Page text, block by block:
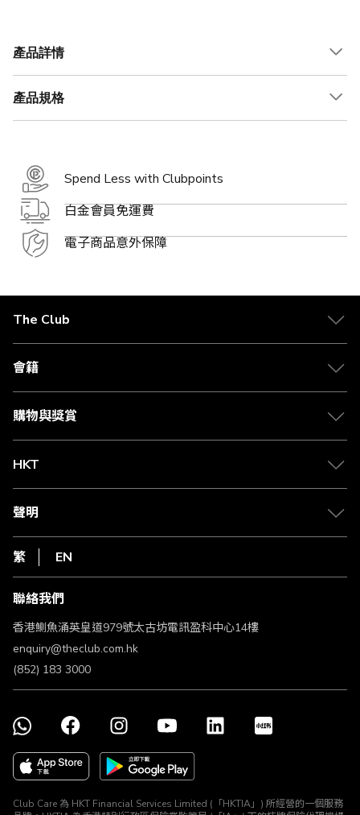
產品詳情
產品規格
Spend Less with Clubpoints
白金會員免運費
電子商品意外保障
The Club
關於 The Club
合作夥伴
媒體中心
會籍
會籍及專屬禮遇
賺取積分
購物與獎賞
物流與配送
Club Shopping 商品領取站
常見問題
HKT
csl.
1010
HKT
聲明
私隱聲明
使用條款
條款及細則
不歧視及不騷擾聲明
認可牌照及通告
繁 EN
聯絡我們
香港鰂魚涌英皇道979號太古坊電訊盈科中心14樓
enquiry@theclub.com.hk
(852) 183 3000
Club Care 為 HKT Financial Services Limited (「HKTIA」) 所經營的一個服務